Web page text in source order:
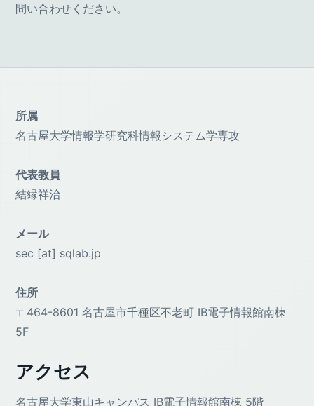
問い合わせください。
所属
名古屋大学情報学研究科情報システム学専攻
代表教員
結縁祥治
メール
sec [at] sqlab.jp
住所
〒464-8601 名古屋市千種区不老町 IB電子情報館南棟
5F
アクセス
名古屋大学東山キャンパス IB電子情報館南棟 5階